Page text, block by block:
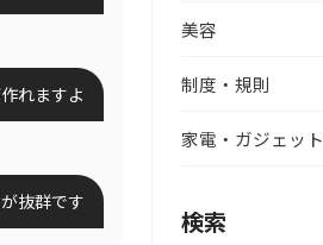
れますよ
抜群です
美容
制度・規則
家電・ガジェット
検索